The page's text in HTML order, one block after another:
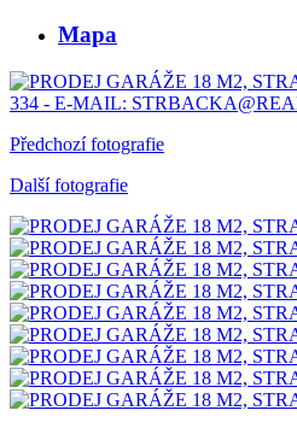
Mapa
Předchozí fotografie
Další fotografie